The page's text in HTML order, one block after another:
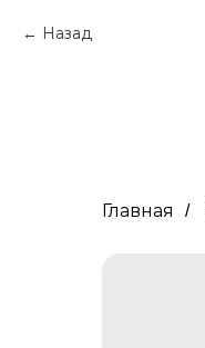
Главная /
Назад